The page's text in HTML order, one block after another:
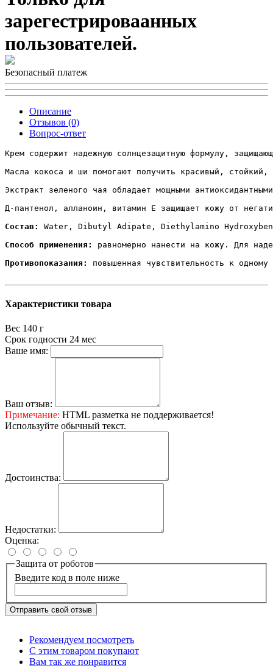
зарегестрироваанных
пользователей.
Безопасный платеж
Описание
Отзывов (0)
Вопрос-ответ
Крем содержит надежную солнцезащитную формулу,
Масла кокоса и ши помогают получить красивый,
Экстракт зеленого чая обладает мощными
Д-пантенол, алланоин, витамин Е защищает кожу от
Состав:
Water, Dibutyl Adipate, Diethylamino
Способ применения:
равномерно нанести на кожу. Для
Противопоказания:
повышенная чувствительность к
Характеристики товара
Вес 140 г
Срок годности 24 мес
Ваше имя:
Ваш отзыв:
Примечание: HTML разметка не поддерживается!
Используйте обычный текст.
Достоинства:
Недостатки:
Оценка:
Защита от роботов
Введите код в поле ниже
Отправить свой отзыв
Рекомендуем посмотреть
С этим товаром покупают
Вам так же понравится